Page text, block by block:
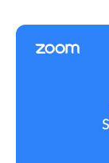
今すぐ視聴